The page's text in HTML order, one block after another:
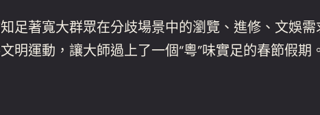
足著寬大群眾在分歧場景中的瀏覽、進修、文娛
明運動，讓大師過上了一個“粵”味實足的春節假期。